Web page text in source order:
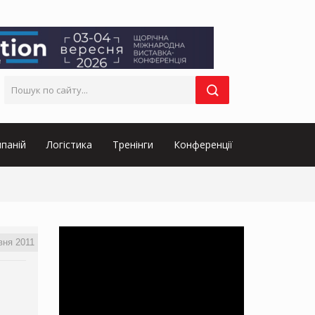
Логістика Тренінги Конференції
2011